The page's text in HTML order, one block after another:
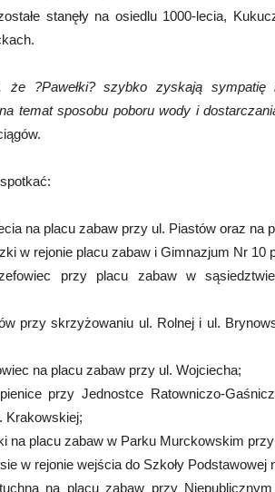
stanęły na osiedlu 1000-lecia,
że ?Pawełki? szybko zyskają
temat sposobu poboru wody i
na placu zabaw przy ul. Piastów oraz na
w rejonie placu zabaw i Gimnazjum Nr 10
przy placu zabaw w
przy skrzyżowaniu ul. Rolnej i ul.
na placu zabaw przy ul. Wojciecha;
przy Jednostce Ratowniczo-
Krakowskiej;
na placu zabaw w Parku Murckowskim
w rejonie wejścia do Szkoły Podstawowej
na placu zabaw przy